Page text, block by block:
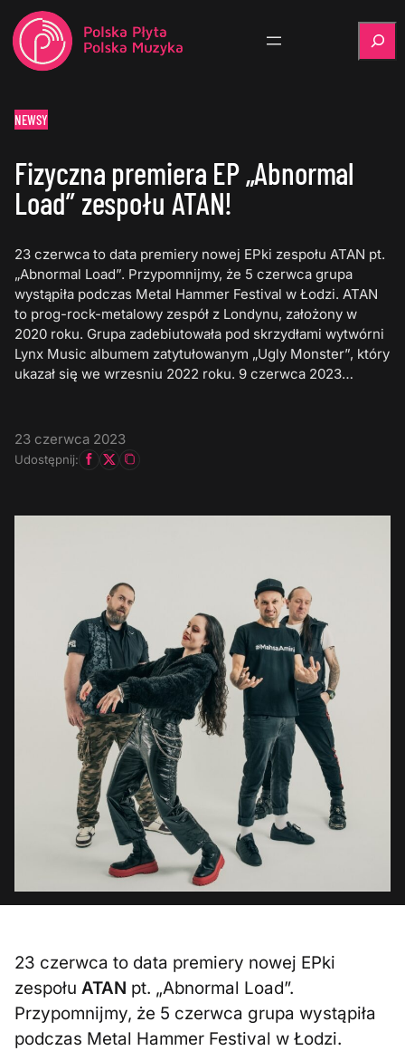
NEWSY
Fizyczna premiera EP „Abnormal
Load” zespołu ATAN!
23 czerwca to data premiery nowej EPki zespołu ATAN pt.
„Abnormal Load”. Przypomnijmy, że 5 czerwca grupa
wystąpiła podczas Metal Hammer Festival w Łodzi. ATAN
to prog-rock-metalowy zespół z Londynu, założony w
2020 roku. Grupa zadebiutowała pod skrzydłami wytwórni
Lynx Music albumem zatytułowanym „Ugly Monster”, który
ukazał się we wrzesniu 2022 roku. 9 czerwca 2023…
23 czerwca 2023
Udostępnij:
23 czerwca to data premiery nowej EPki
zespołuATAN pt. „Abnormal Load”.
Przypomnijmy, że 5 czerwca grupa wystąpiła
podczas Metal Hammer Festival w Łodzi.